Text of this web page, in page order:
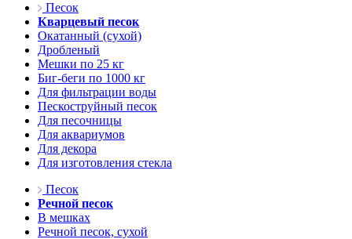
Песок
Кварцевый песок
Окатанный (сухой)
Дробленый
Мешки по 25 кг
Биг-беги по 1000 кг
Для фильтрации воды
Пескоструйный песок
Для песочницы
Для аквариумов
Для декора
Для изготовления стекла
Песок
Речной песок
В мешках
Речной песок, сухой